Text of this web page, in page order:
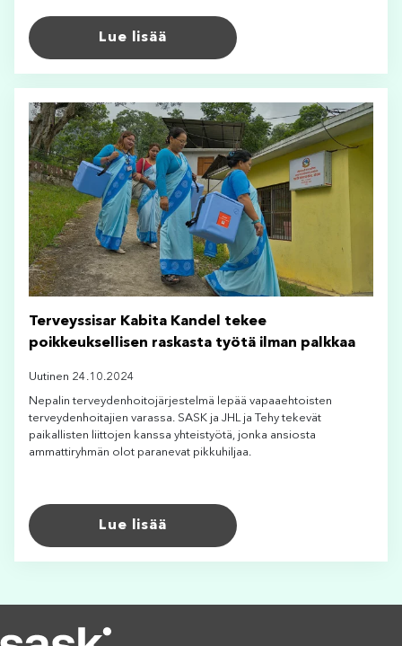
Lue lisää
Terveyssisar Kabita Kandel tekee
poikkeuksellisen raskasta työtä ilman palkkaa
Uutinen 24.10.2024
Nepalin terveydenhoitojärjestelmä lepää vapaaehtoisten
terveydenhoitajien varassa. SASK ja JHL ja Tehy tekevät
paikallisten liittojen kanssa yhteistyötä, jonka ansiosta
ammattiryhmän olot paranevat pikkuhiljaa.
Lue lisää